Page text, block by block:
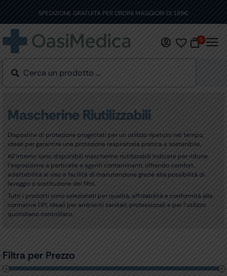
content
SPEDIZIONE GRATUITA PER ORDINI MAGGIORI DI 199€
0
Mascherine Riutilizzabili
Dispositivi di protezione progettati per un utilizzo ripetuto nel tempo,
ideali per garantire una protezione respiratoria pratica e sostenibile.
All’interno sono disponibili mascherine riutilizzabili indicate per ridurre
l’esposizione a particelle e agenti contaminanti, offrendo comfort,
adattabilità al viso e facilità di manutenzione grazie alla possibilità di
lavaggio o sostituzione dei filtri.
Tutti i prodotti sono selezionati per qualità, affidabilità e conformità alle
normative DPI, ideali per ambienti sanitari, professionali e per l’utilizzo
quotidiano controllato.
Filtra per Prezzo